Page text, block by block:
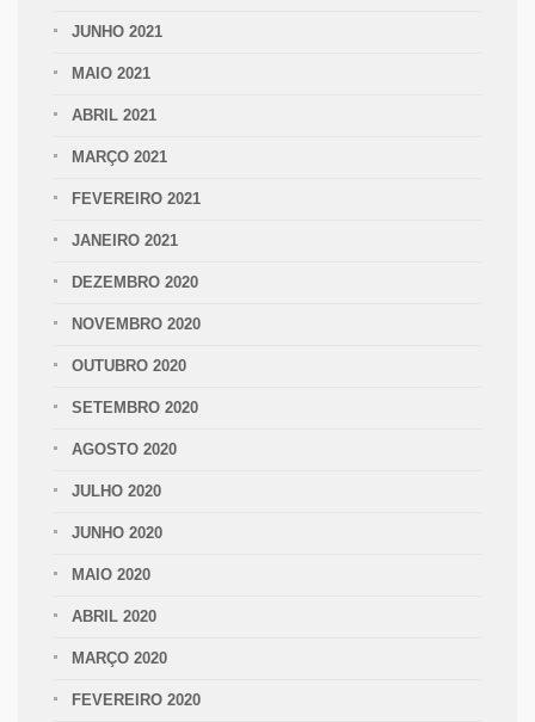
JUNHO 2021
MAIO 2021
ABRIL 2021
MARÇO 2021
FEVEREIRO 2021
JANEIRO 2021
DEZEMBRO 2020
NOVEMBRO 2020
OUTUBRO 2020
SETEMBRO 2020
AGOSTO 2020
JULHO 2020
JUNHO 2020
MAIO 2020
ABRIL 2020
MARÇO 2020
FEVEREIRO 2020